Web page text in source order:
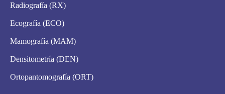
Radiografía (RX)
Ecografía (ECO)
Mamografía (MAM)
Densitometría (DEN)
Ortopantomografía (ORT)